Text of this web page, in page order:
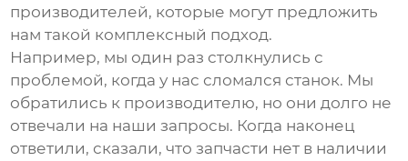
производителей, которые могут предложить
нам такой комплексный подход.
Например, мы один раз столкнулись с
проблемой, когда у нас сломался станок. Мы
обратились к производителю, но они долго не
отвечали на наши запросы. Когда наконец
ответили, сказали, что запчасти нет в наличии